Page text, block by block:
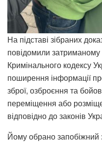
На підставі зібраних
повідомили затриманому
Кримінального кодексу
поширення інформації
зброї, озброєння та
переміщення або
відповідно до законів
Йому обрано запобіжний